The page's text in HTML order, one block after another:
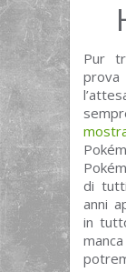
Pur
di
anni
in